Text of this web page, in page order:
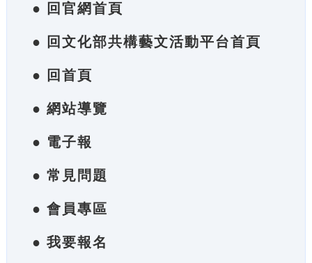
● 回官網首頁
● 回文化部共構藝文活動平台首頁
● 回首頁
● 網站導覽
● 電子報
● 常見問題
● 會員專區
● 我要報名